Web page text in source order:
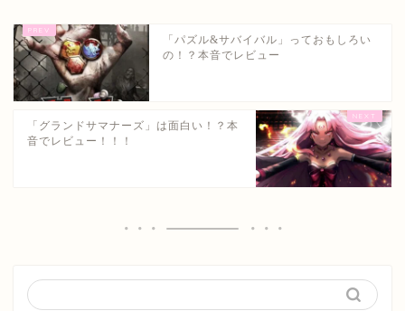
「パズル&サバイバル」っておもしろい
の！？本音でレビュー
「グランドサマナーズ」は面白い！？本
音でレビュー！！！